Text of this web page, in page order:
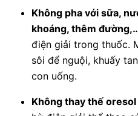
Không pha với sữa,
khoáng, thêm
điện giải trong thuốc.
sôi để nguội, khuấy
con uống.
Không thay thế oresol